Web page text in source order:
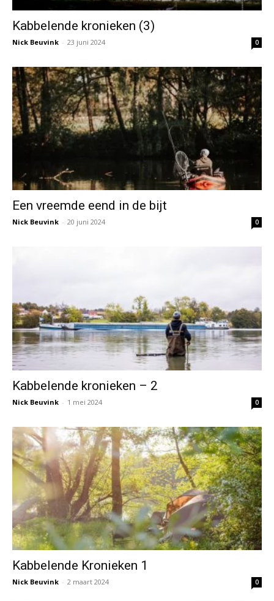
Kabbelende kronieken (3)
Nick Beuvink - 23 juni 2024 0
Een vreemde eend in de bijt
Nick Beuvink - 20 juni 2024 0
Kabbelende kronieken – 2
Nick Beuvink - 1 mei 2024 0
Kabbelende Kronieken 1
Nick Beuvink - 2 maart 2024 0